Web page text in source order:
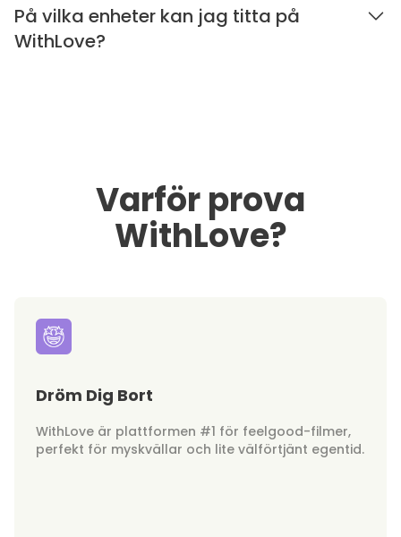
På vilka enheter kan jag titta på
WithLove?
Varför prova
WithLove?
Dröm Dig Bort
WithLove är plattformen #1 för feelgood-filmer,
perfekt för myskvällar och lite välförtjänt egentid.